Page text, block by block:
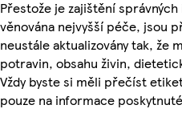
Přestože je zajištění
věnována nejvyšší péče, jsou
neustále aktualizovány tak, že
potravin, obsahu živin,
Vždy byste si měli přečíst
pouze na informace